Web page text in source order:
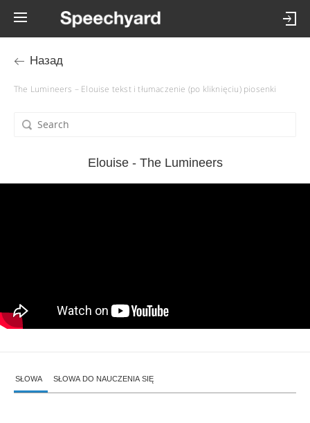
Назад
The Lumineers – Elouise tekst i tłumaczenie (po kliknięciu) piosenki
Elouise - The Lumineers
SŁOWA SŁOWA DO NAUCZENIA SIĘ